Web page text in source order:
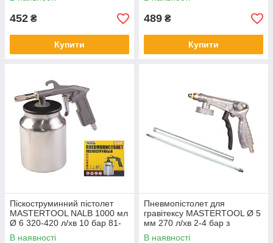
452 ₴
Купити
489 ₴
Купити
Піскоструминний пістолет
MASTERTOOL NALB 1000 мл
Ø 6 320-420 л/хв 10 бар 81-
8707
В наявності
Пневмопістолет для
гравітексу MASTERTOOL Ø 5
мм 270 л/хв 2-4 бар з
гнучкою насадкою 81-8702
В наявності